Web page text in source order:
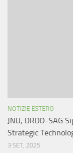
NOTIZIE ESTERO
JNU, DRDO-SAG
Strategic
3 SET, 2025